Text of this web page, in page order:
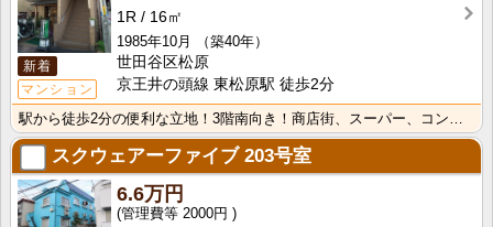
新着
マンション
1R
16㎡
1985年10月
（築40年）
世田谷区松原
京王井の頭線 東松原駅 徒歩2分
スクウェアーファイブ203号室
6.6万円
2000円